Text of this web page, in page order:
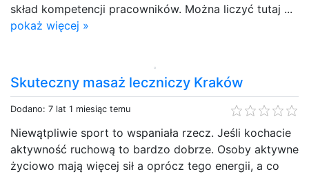
skład kompetencji pracowników. Można liczyć tutaj ...
pokaż więcej »
Skuteczny masaż leczniczy Kraków
Dodano: 7 lat 1 miesiąc temu
Niewątpliwie sport to wspaniała rzecz. Jeśli kochacie
aktywność ruchową to bardzo dobrze. Osoby aktywne
życiowo mają więcej sił a oprócz tego energii, a co